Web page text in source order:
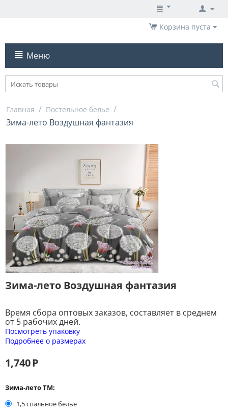
Корзина пуста
Меню
Главная / Постельное белье /
Зима-лето Воздушная фантазия
Зима-лето Воздушная фантазия
Время сбора оптовых заказов, составляет в среднем
от 5 рабочих дней.
Посмотреть упаковку
Подробнее о размерах
1,740Р
Зима-лето ТМ:
1,5 спальное белье